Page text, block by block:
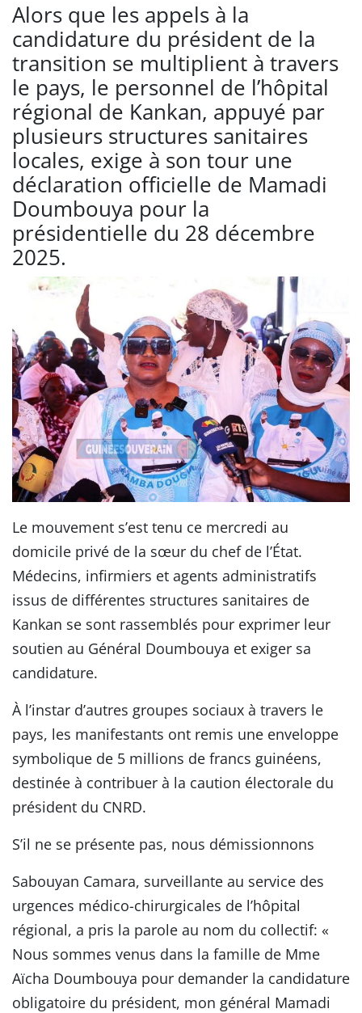
Alors que les appels à la
candidature du président de la
transition se multiplient à travers
le pays, le personnel de l’hôpital
régional de Kankan, appuyé par
plusieurs structures sanitaires
locales, exige à son tour une
déclaration officielle de Mamadi
Doumbouya pour la
présidentielle du 28 décembre
2025.
Le mouvement s’est tenu ce mercredi au
domicile privé de la sœur du chef de l’État.
Médecins, infirmiers et agents administratifs
issus de différentes structures sanitaires de
Kankan se sont rassemblés pour exprimer leur
soutien au Général Doumbouya et exiger sa
candidature.
À l’instar d’autres groupes sociaux à travers le
pays, les manifestants ont remis une enveloppe
symbolique de 5 millions de francs guinéens,
destinée à contribuer à la caution électorale du
président du CNRD.
S’il ne se présente pas, nous démissionnons
Sabouyan Camara, surveillante au service des
urgences médico-chirurgicales de l’hôpital
régional, a pris la parole au nom du collectif: «
Nous sommes venus dans la famille de Mme
Aïcha Doumbouya pour demander la candidature
obligatoire du président, mon général Mamadi